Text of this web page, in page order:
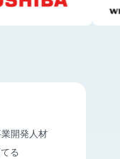
開発人材
る